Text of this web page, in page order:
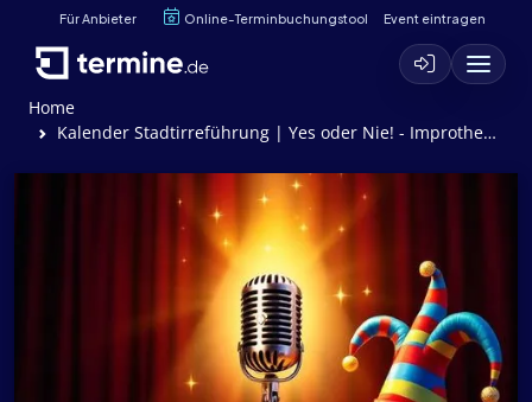
Für Anbieter Online-Terminbuchungstool Event eintragen
Home
Kalender Stadtirreführung | Yes oder Nie! - Improtheater